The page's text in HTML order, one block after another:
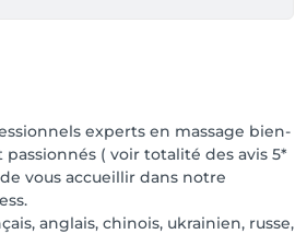
experts en massage bien-
( voir totalité des avis 5*
vous accueillir dans notre
anglais, chinois, ukrainien, russe,